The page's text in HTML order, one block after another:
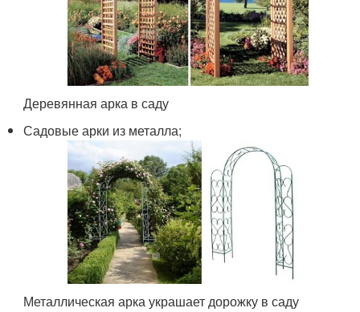
Деревянная арка в саду
Садовые арки из металла;
Металлическая арка украшает дорожку в саду